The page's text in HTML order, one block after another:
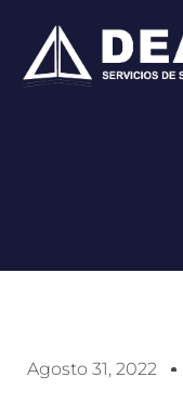
contenido
Agosto 31, 2022